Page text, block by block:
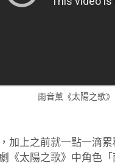
雨音薰《太陽之歌
加上之前就一點一滴
《太陽之歌》中角色